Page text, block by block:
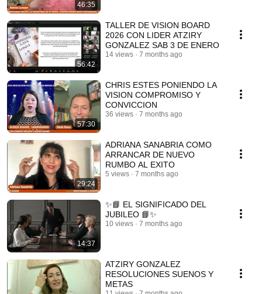
46:35
56:42
TALLER DE VISION BOARD
2026 CON LIDER ATZIRY
GONZALEZ SAB 3 DE ENERO
14 views 7 months ago
57:30
CHRIS ESTES PONIENDO LA
VISION COMPROMISO Y
CONVICCION
36 views 7 months ago
29:24
ADRIANA SANABRIA COMO
ARRANCAR DE NUEVO
RUMBO AL EXITO
5 views 7 months ago
14:37
✨📘 EL SIGNIFICADO DEL
JUBILEO 📘✨
10 views 7 months ago
ATZIRY GONZALEZ
RESOLUCIONES SUENOS Y
METAS